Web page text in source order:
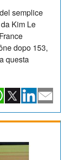
semplice
Kim Le
dopo 153,
questa